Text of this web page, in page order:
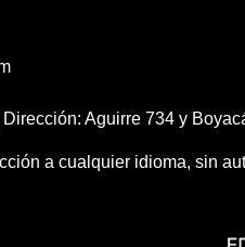
Aguirre 734 y
a cualquier idioma, sin